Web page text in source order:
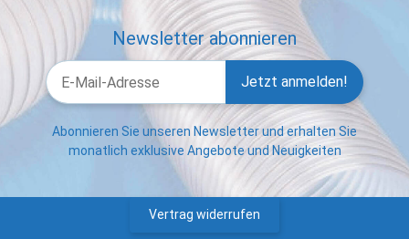
Newsletter abonnieren
Jetzt anmelden!
Abonnieren Sie unseren Newsletter und erhalten Sie
monatlich exklusive Angebote und Neuigkeiten
Vertrag widerrufen